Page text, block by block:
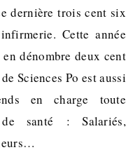
dernière trois cent six
Cette année
dénombre deux cent
Sciences Po est aussi
en charge toute
santé : Salariés,